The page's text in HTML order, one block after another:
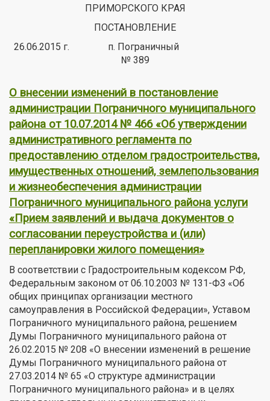
ПРИМОРСКОГО КРАЯ
ПОСТАНОВЛЕНИЕ
26.06.2015 г. п. Пограничный
№ 389
О внесении изменений в постановление
администрации Пограничного муниципального
района от 10.07.2014 № 466 «Об утверждении
административного регламента по
предоставлению отделом градостроительства,
имущественных отношений, землепользования
и жизнеобеспечения администрации
Пограничного муниципального района услуги
«Прием заявлений и выдача документов о
согласовании переустройства и (или)
перепланировки жилого помещения»
В соответствии с Градостроительным кодексом РФ,
Федеральным законом от 06.10.2003 № 131-ФЗ «Об
общих принципах организации местного
самоуправления в Российской Федерации», Уставом
Пограничного муниципального района, решением
Думы Пограничного муниципального района от
26.02.2015 № 208 «О внесении изменений в решение
Думы Пограничного муниципального района от
27.03.2014 № 65 «О структуре администрации
Пограничного муниципального района» и в целях